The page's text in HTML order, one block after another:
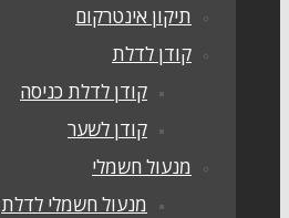
תיקון אינטרקום
קודן לדלת
קודן לדלת כניסה
קודן לשער
מנעול חשמלי
מנעול חשמלי לדלת